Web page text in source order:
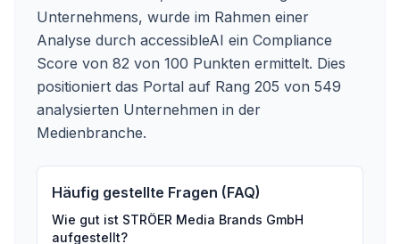
Unternehmens, wurde im Rahmen einer
Analyse durch accessibleAI ein Compliance
Score von 82 von 100 Punkten ermittelt. Dies
positioniert das Portal auf Rang 205 von 549
analysierten Unternehmen in der
Medienbranche.
Häufig gestellte Fragen (FAQ)
Wie gut ist STRÖER Media Brands GmbH
aufgestellt?